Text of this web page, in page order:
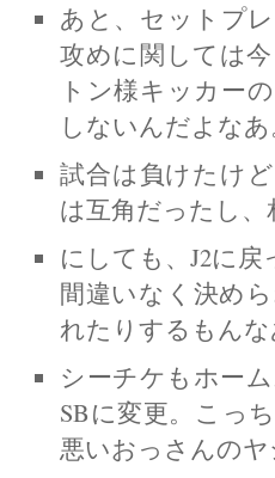
あと、セットプ
攻めに関しては
トン様キッカー
しないんだよな
試合は負けたけ
は互角だったし
にしても、J2に
間違いなく決め
れたりするもんな
シーチケもホー
SBに変更。こっ
悪いおっさんの